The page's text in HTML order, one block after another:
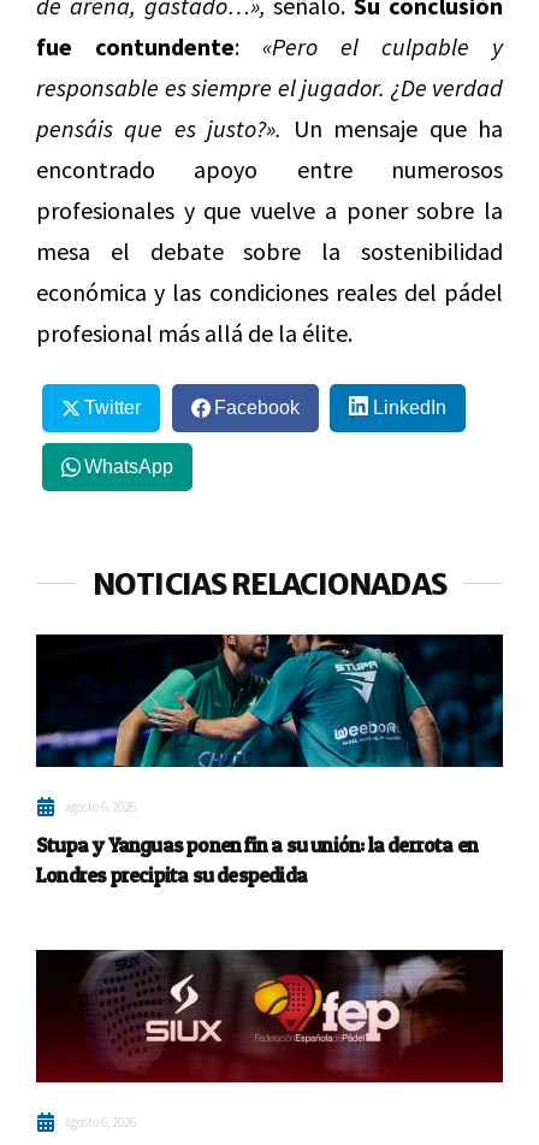
fue contundente: «Pero el culpable y
responsable es siempre el jugador. ¿De verdad
pensáis que es justo?». Un mensaje que ha
encontrado apoyo entre numerosos
profesionales y que vuelve a poner sobre la
mesa el debate sobre la sostenibilidad
económica y las condiciones reales del pádel
profesional más allá de la élite.
Twitter Facebook LinkedIn
WhatsApp
NOTICIAS RELACIONADAS
agosto 6, 2026
Stupa y Yanguas ponen fin a su unión: la derrota en
Londres precipita su despedida
agosto 6, 2026